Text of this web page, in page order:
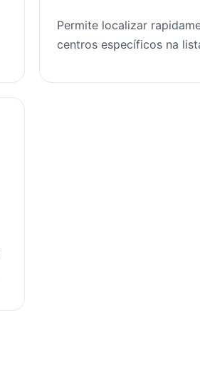
Permite localizar
centros específicos na